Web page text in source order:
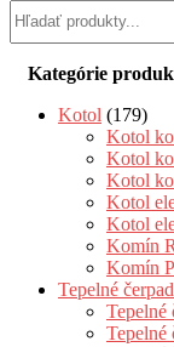
Kategórie
Kotol (179)
Kotol
Kotol
Kotol
Kotol
Kotol
Komín
Komín
Tepelné
Tepelné